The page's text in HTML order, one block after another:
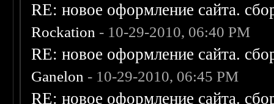
RE: новое оформление сайта.
Rockation - 10-29-2010, 06:40 PM
RE: новое оформление сайта.
Ganelon - 10-29-2010, 06:45 PM
RE: новое оформление сайта.